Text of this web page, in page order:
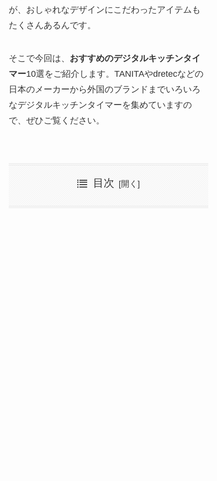
が、おしゃれなデザインにこだわったアイテムも
たくさんあるんです。
そこで今回は、 おすすめのデジタルキッチンタイ
マー10選をご紹介します。TANITAやdretecなどの
日本のメーカーから外国のブランドまでいろいろ
なデジタルキッチンタイマーを集めていますの
で、ぜひご覧ください。
目次